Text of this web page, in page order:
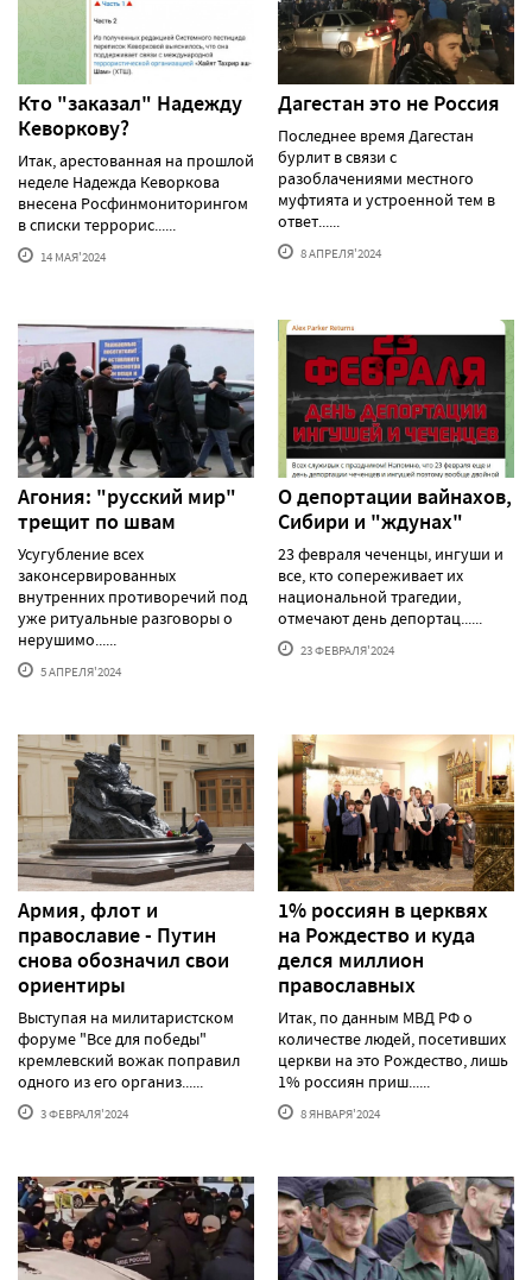
Кто "заказал" Надежду
Кеворкову?
Итак, арестованная на прошлой
неделе Надежда Кеворкова
внесена Росфинмониторингом
в списки террорис......
14 МАЯ'2024
Дагестан это не Россия
Последнее время Дагестан
бурлит в связи с
разоблачениями местного
муфтията и устроенной тем в
ответ......
8 АПРЕЛЯ'2024
Агония: "русский мир"
трещит по швам
Усугубление всех
законсервированных
внутренних противоречий под
уже ритуальные разговоры о
нерушимо......
5 АПРЕЛЯ'2024
О депортации вайнахов,
Сибири и "ждунах"
23 февраля чеченцы, ингуши и
все, кто сопереживает их
национальной трагедии,
отмечают день депортац......
23 ФЕВРАЛЯ'2024
Армия, флот и
православие - Путин
снова обозначил свои
ориентиры
Выступая на милитаристском
форуме "Все для победы"
кремлевский вожак поправил
одного из его организ......
3 ФЕВРАЛЯ'2024
1% россиян в церквях
на Рождество и куда
делся миллион
православных
Итак, по данным МВД РФ о
количестве людей, посетивших
церкви на это Рождество, лишь
1% россиян приш......
8 ЯНВАРЯ'2024